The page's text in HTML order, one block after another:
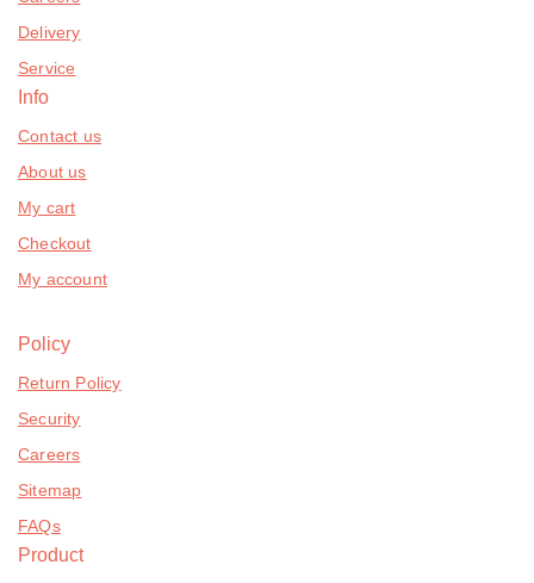
Delivery
Service
Info
Contact us
About us
My cart
Checkout
My account
Policy
Return Policy
Security
Careers
Sitemap
FAQs
Product